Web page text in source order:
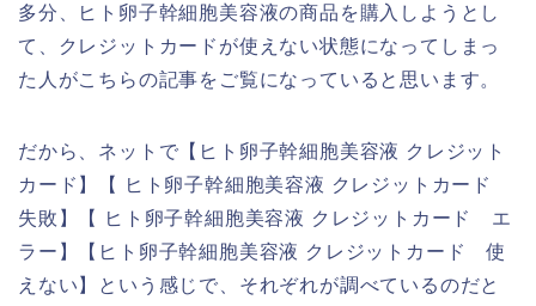
多分、ヒト卵子幹細胞美容液の商品を購入しようとし
て、クレジットカードが使えない状態になってしまっ
た人がこちらの記事をご覧になっていると思います。
だから、ネットで【ヒト卵子幹細胞美容液 クレジット
カード】【 ヒト卵子幹細胞美容液 クレジットカード
失敗】【 ヒト卵子幹細胞美容液 クレジットカード エ
ラー】【ヒト卵子幹細胞美容液 クレジットカード 使
えない】という感じで、それぞれが調べているのだと